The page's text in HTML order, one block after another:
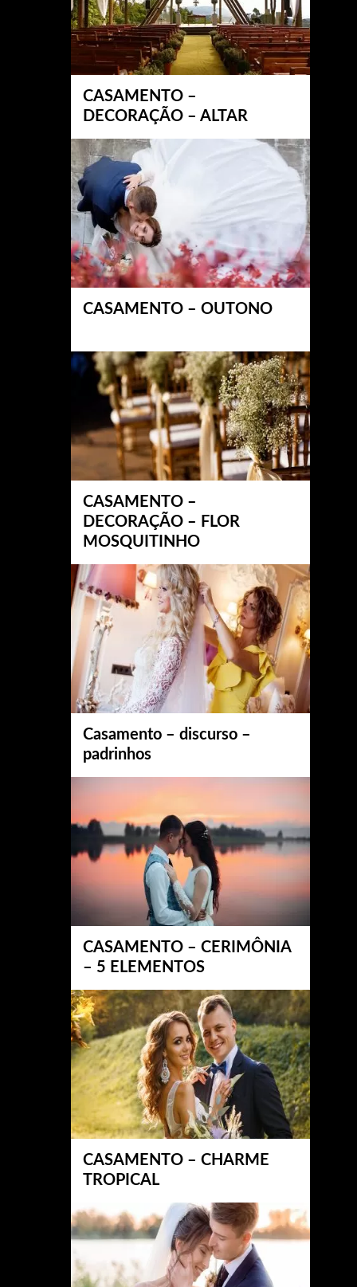
CASAMENTO –
DECORAÇÃO – ALTAR
CASAMENTO – OUTONO
CASAMENTO –
DECORAÇÃO – FLOR
MOSQUITINHO
Casamento – discurso –
padrinhos
CASAMENTO – CERIMÔNIA
– 5 ELEMENTOS
CASAMENTO – CHARME
TROPICAL